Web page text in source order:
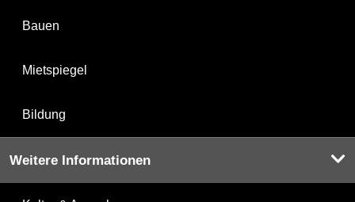
Bauen
Mietspiegel
Bildung
Weitere Informationen